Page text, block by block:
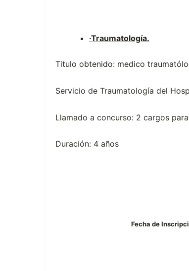
·Traumatología.
Titulo obtenido: medico
Servicio de Traumatología del
Llamado a concurso: 2 cargos para
Duración: 4 años
Fecha de